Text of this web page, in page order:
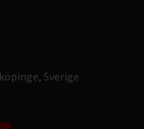
Sverige